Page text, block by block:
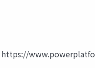
https://